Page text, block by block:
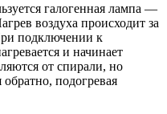
галогенная лампа —
воздуха происходит за
подключении к
и начинает
от спирали, но
подогревая